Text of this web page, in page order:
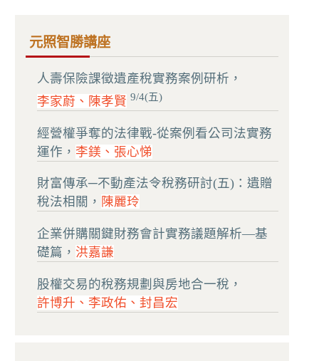
元照智勝講座
人壽保險課徵遺產稅實務案例研析，
李家蔚、陳孝賢 9/4(五)
經營權爭奪的法律戰-從案例看公司法實務
運作， 李鎂、張心悌
財富傳承─不動產法令稅務研討(五)：遺贈
稅法相關， 陳麗玲
企業併購關鍵財務會計實務議題解析—基
礎篇， 洪嘉謙
股權交易的稅務規劃與房地合一稅，
許博升、李政佑、封昌宏